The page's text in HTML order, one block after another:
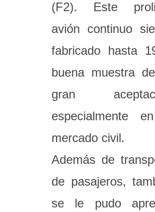
(F2). Este
avión continuo
fabricado hasta
buena muestra
gran
especialmente
mercado civil.
Además de
de pasajeros,
se le pudo